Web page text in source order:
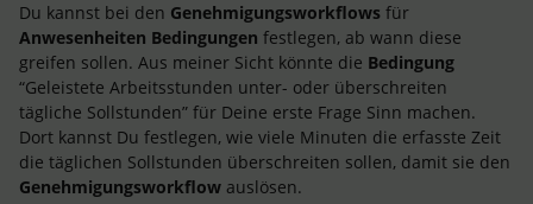
Du kannst bei den Genehmigungsworkflows für
Anwesenheiten Bedingungen festlegen, ab wann diese
greifen sollen. Aus meiner Sicht könnte die Bedingung
“Geleistete Arbeitsstunden unter- oder überschreiten
tägliche Sollstunden” für Deine erste Frage Sinn machen.
Dort kannst Du festlegen, wie viele Minuten die erfasste Zeit
die täglichen Sollstunden überschreiten sollen, damit sie den
Genehmigungsworkflow auslösen.